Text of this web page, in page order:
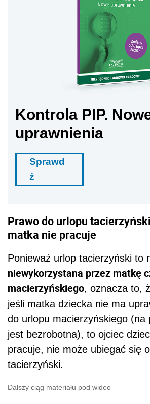
Kontrola PIP.
uprawnienia
Sprawd
ź
Prawo do urlopu
matka nie pracuje
Ponieważ urlop tacierzyński to
niewykorzystana przez matkę
macierzyńskiego, oznacza to,
jeśli matka dziecka nie ma
do urlopu macierzyńskiego (na
jest bezrobotna), to ojciec
pracuje, nie może ubiegać się
tacierzyński.
Dalszy ciąg materiału pod wideo